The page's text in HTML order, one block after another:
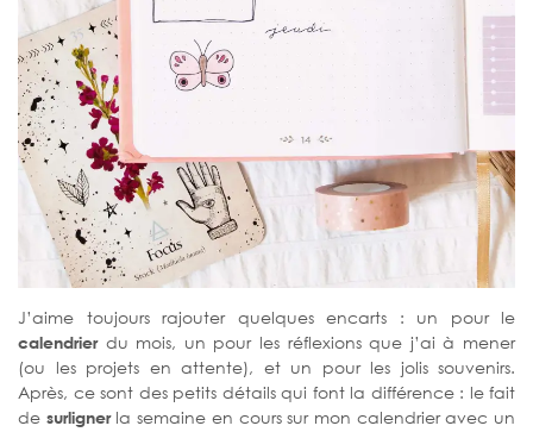
J’aime toujours rajouter quelques encarts : un pour le
calendrierdu mois, un pour les réflexions que j’ai à mener
(ou les projets en attente), et un pour les jolis souvenirs.
Après, ce sont des petits détails qui font la différence : le fait
de surlignerla semaine en cours sur mon calendrier avec un